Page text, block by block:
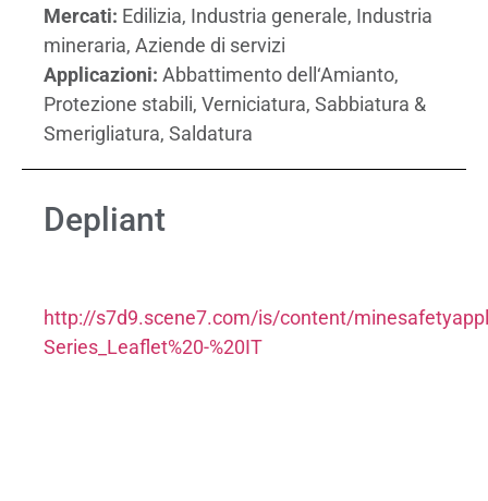
Mercati: Edilizia, Industria generale, Industria
mineraria, Aziende di servizi
Applicazioni: Abbattimento dell‘Amianto,
Protezione stabili, Verniciatura, Sabbiatura &
Smerigliatura, Saldatura
Depliant
http://s7d9.scene7.com/is/content/
Series_Leaflet%20-%20IT